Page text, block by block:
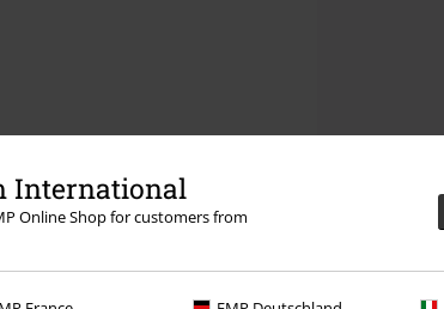
International
Online Shop for customers from